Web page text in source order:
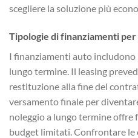
scegliere la soluzione più
Tipologie di finanziamenti per
I finanziamenti auto includono
lungo termine. Il leasing
restituzione alla fine del
versamento finale per
noleggio a lungo termine offre
budget limitati. Confrontare le